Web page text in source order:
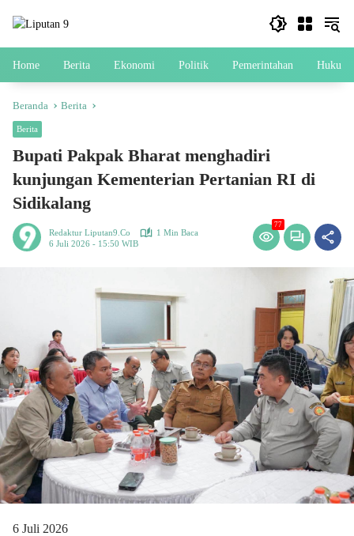
Home Berita Ekonomi Politik Pemerintahan Hukum
Beranda Berita
Berita
Bupati Pakpak Bharat menghadiri
kunjungan Kementerian Pertanian RI di
Sidikalang
Redaktur Liputan9.co
1 Min Baca
6 Juli 2026 - 15:50 WIB
77
6 Juli 2026